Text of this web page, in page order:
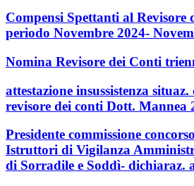
Compensi Spettanti al Revisore
periodo Novembre 2024-
Nomina Revisore dei Conti
attestazione insussistenza
revisore dei conti Dott. Mannea
Presidente commissione
Istruttori di Vigilanza
di Sorradile e Soddì- dichiaraz.